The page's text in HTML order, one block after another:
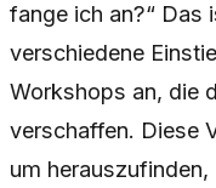
fange ich an?“ Das
verschiedene
Workshops an, die
verschaffen. Diese
um